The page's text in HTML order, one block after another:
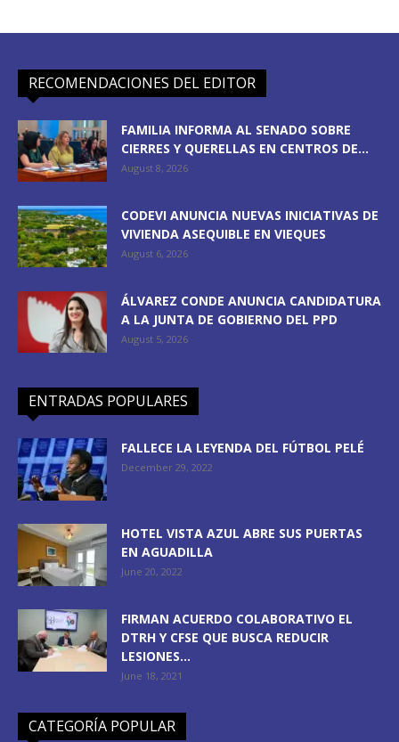
RECOMENDACIONES DEL EDITOR
FAMILIA INFORMA AL SENADO SOBRE
CIERRES Y QUERELLAS EN CENTROS DE...
August 8, 2026
CODEVI ANUNCIA NUEVAS INICIATIVAS DE
VIVIENDA ASEQUIBLE EN VIEQUES
August 6, 2026
ÁLVAREZ CONDE ANUNCIA CANDIDATURA
A LA JUNTA DE GOBIERNO DEL PPD
August 5, 2026
ENTRADAS POPULARES
FALLECE LA LEYENDA DEL FÚTBOL PELÉ
December 29, 2022
HOTEL VISTA AZUL ABRE SUS PUERTAS
EN AGUADILLA
June 20, 2022
FIRMAN ACUERDO COLABORATIVO EL
DTRH Y CFSE QUE BUSCA REDUCIR
LESIONES...
June 18, 2021
CATEGORÍA POPULAR